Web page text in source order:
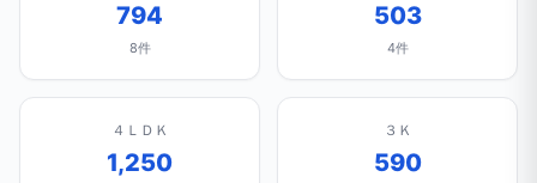
794
8件
503
4件
４ＬＤＫ
1,250
３Ｋ
590